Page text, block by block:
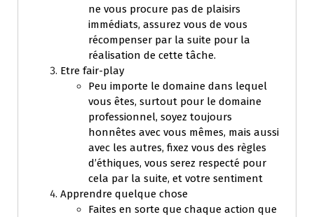
ne vous procure pas de plaisirs
immédiats, assurez vous de vous
récompenser par la suite pour la
réalisation de cette tâche.
Etre fair-play
Peu importe le domaine dans lequel
vous êtes, surtout pour le domaine
professionnel, soyez toujours
honnêtes avec vous mêmes, mais aussi
avec les autres, fixez vous des règles
d’éthiques, vous serez respecté pour
cela par la suite, et votre sentiment
Apprendre quelque chose
Faites en sorte que chaque action que